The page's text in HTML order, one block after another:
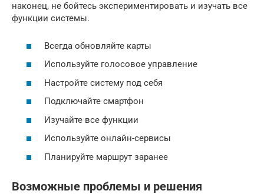
наконец, не бойтесь экспериментировать и изучать все
функции системы.
Всегда обновляйте карты
Используйте голосовое управление
Настройте систему под себя
Подключайте смартфон
Изучайте все функции
Используйте онлайн-сервисы
Планируйте маршрут заранее
Возможные проблемы и решения